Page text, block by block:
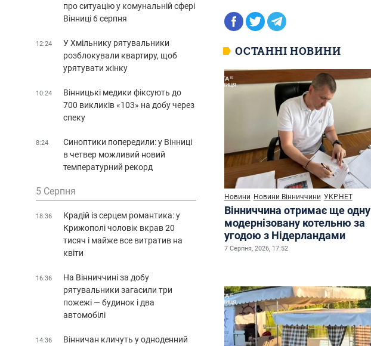
ОСТАННІ НОВИНИ
Новини Новини Вінниччини УКР.НЕТ
Вінниччина отримає ще одну
модернізовану котельню за
угодою з Нідерландами
7 Серпня, 2026, 17:52
про ситуацію у комунальній сфері
Вінниці 6 серпня
12:24
У Хмільнику рятувальники
розблокували квартиру, щоб
урятувати жінку
10:24
Вінницькі медики фіксують до
700 викликів «103» на добу через
спеку
8:24
Синоптики попередили: у Вінниці
в четвер можливий новий
температурний рекорд
5 Серпня
18:36
Крадій із серцем романтика: у
Крижополі чоловік вкрав 20
тисяч і майже все витратив на
квіти
16:36
На Вінниччині за добу
рятувальники загасили три
пожежі — будинок і два
автомобілі
14:36
Вінничан кличуть у одноденний